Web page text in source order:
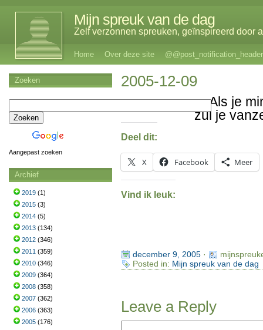
Mijn spreuk van de dag
Zelf verzonnen spreuken, geïnspireerd door
Home Over deze site @@post_notification_header
2005-12-09
Als je
zul je
Deel dit:
X Facebook Meer
Vind ik leuk:
december 9, 2005·
Posted in: Mijn spreuk van de dag
Leave a Reply
Zoeken
Aangepast zoeken
Archief
2019 (1)
2015 (3)
2014 (5)
2013 (134)
2012 (346)
2011 (359)
2010 (346)
2009 (364)
2008 (358)
2007 (362)
2006 (363)
2005 (176)